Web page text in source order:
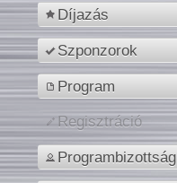
Díjazás
Szponzorok
Program
Regisztráció
Programbizottság